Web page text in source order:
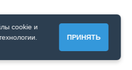
cookie и
ПРИНЯТЬ